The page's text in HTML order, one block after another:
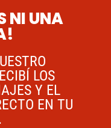
NI UNA
LOS
Y EL
EN TU